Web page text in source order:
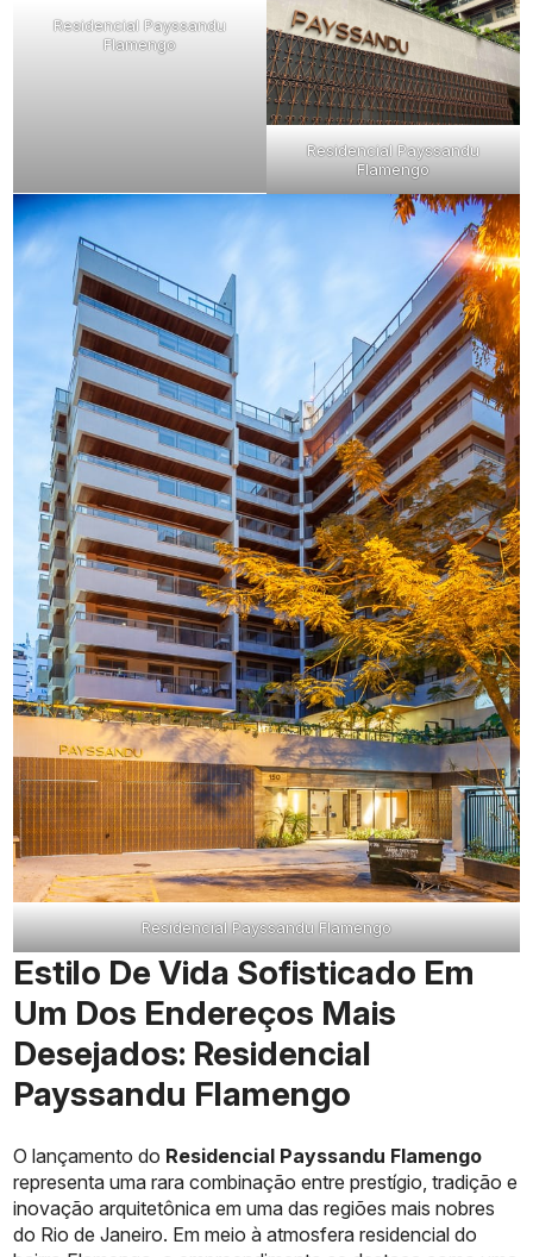
Residencial Payssandu
Flamengo
Residencial Payssandu
Flamengo
Residencial Payssandu Flamengo
Estilo De Vida Sofisticado Em
Um Dos Endereços Mais
Desejados: Residencial
Payssandu Flamengo
O lançamento do Residencial Payssandu Flamengo
representa uma rara combinação entre prestígio, tradição e
inovação arquitetônica em uma das regiões mais nobres
do Rio de Janeiro. Em meio à atmosfera residencial do